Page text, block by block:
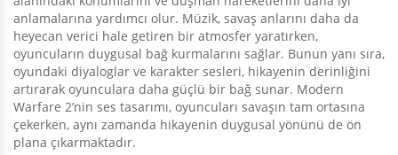
anlamalarına yardımcı olur. Müzik, savaş anlarını daha da
heyecan verici hale getiren bir atmosfer yaratırken,
oyuncuların duygusal bağ kurmalarını sağlar. Bunun yanı sıra,
oyundaki diyaloglar ve karakter sesleri, hikayenin derinliğini
artırarak oyunculara daha güçlü bir bağ sunar. Modern
Warfare 2’nin ses tasarımı, oyuncuları savaşın tam ortasına
çekerken, aynı zamanda hikayenin duygusal yönünü de ön
plana çıkarmaktadır.